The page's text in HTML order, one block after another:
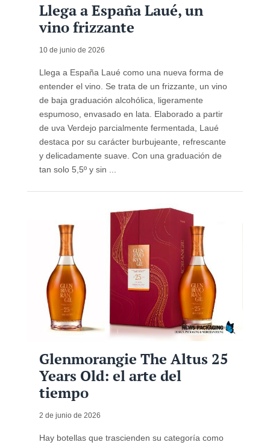
Llega a España Laué, un
vino frizzante
10 de junio de 2026
Llega a España Laué como una nueva forma de
entender el vino. Se trata de un frizzante, un vino
de baja graduación alcohólica, ligeramente
espumoso, envasado en lata. Elaborado a partir
de uva Verdejo parcialmente fermentada, Laué
destaca por su carácter burbujeante, refrescante
y delicadamente suave. Con una graduación de
tan solo 5,5º y sin ...
Glenmorangie The Altus 25
Years Old: el arte del
tiempo
2 de junio de 2026
Hay botellas que trascienden su categoría como